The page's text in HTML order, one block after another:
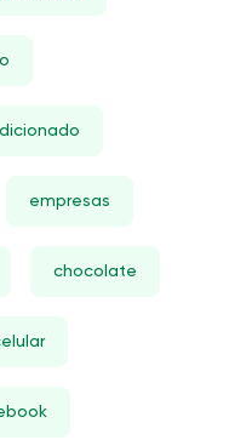
empresas
chocolate